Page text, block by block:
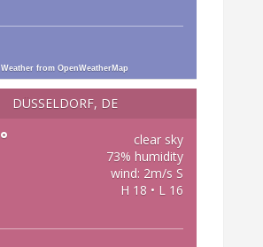
Weather from OpenWeatherMap
DÜSSELDORF, DE
°
clear sky
73% humidity
wind: 2m/s S
H 18 • L 16